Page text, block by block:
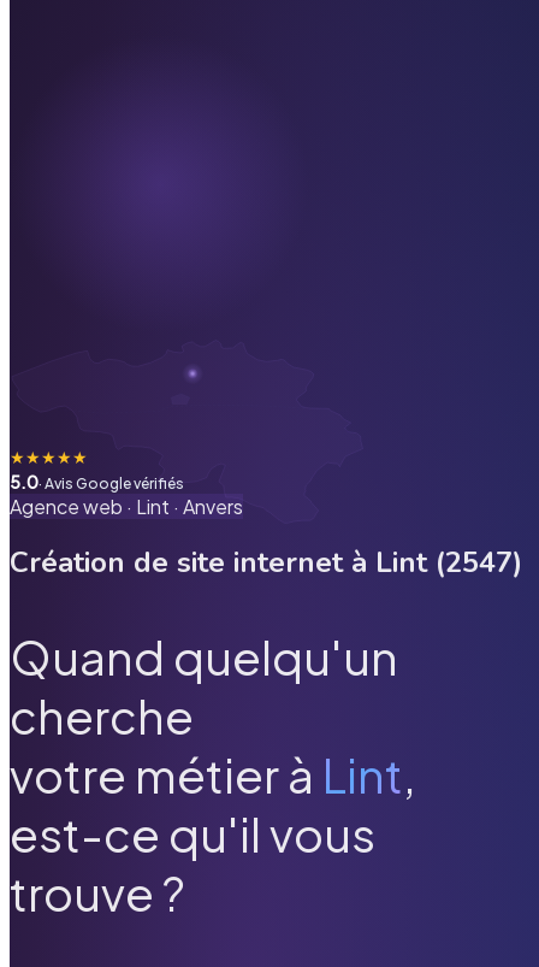
★★★★★
5.0· Avis Google vérifiés
Agence web · Lint · Anvers
Création de site internet à Lint(2547)
Quand quelqu'un
cherche
votre métier à Lint,
est-ce qu'il vous
trouve ?